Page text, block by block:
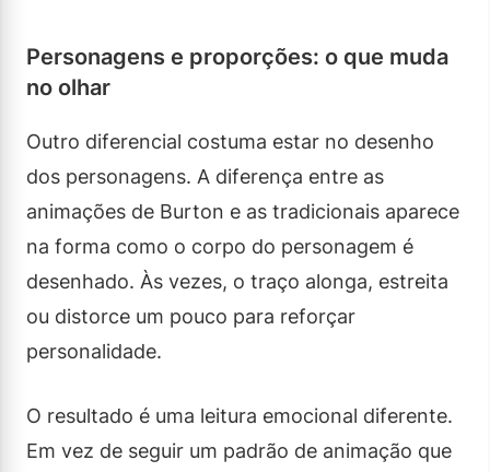
Personagens e proporções: o que muda
no olhar
Outro diferencial costuma estar no desenho
dos personagens. A diferença entre as
animações de Burton e as tradicionais aparece
na forma como o corpo do personagem é
desenhado. Às vezes, o traço alonga, estreita
ou distorce um pouco para reforçar
personalidade.
O resultado é uma leitura emocional diferente.
Em vez de seguir um padrão de animação que